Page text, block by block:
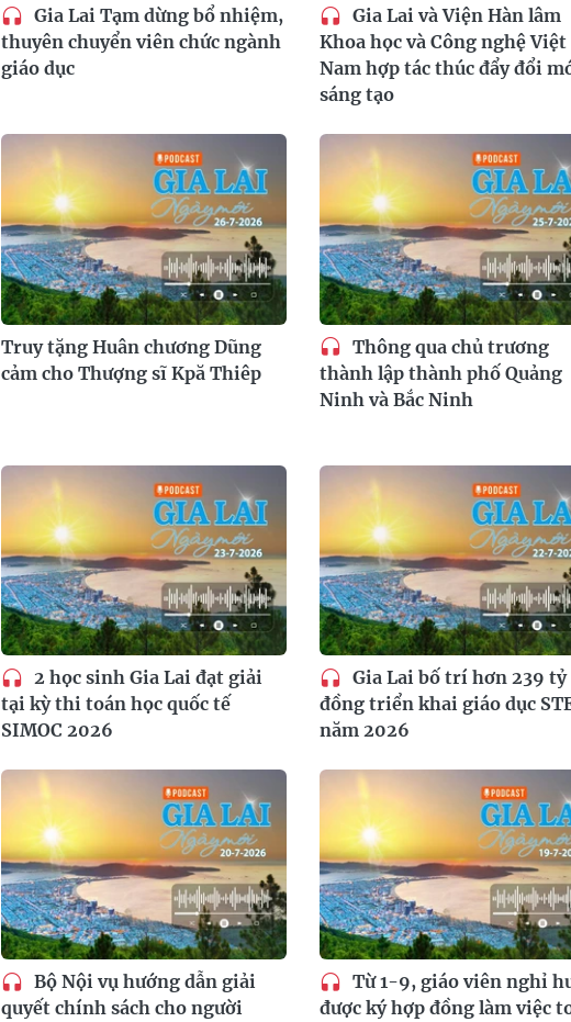
Gia Lai Tạm dừng bổ nhiệm,
thuyên chuyển viên chức ngành
giáo dục
Gia Lai và Viện Hàn lâm
Khoa học và Công nghệ Việt
Nam hợp tác thúc đẩy đổi
sáng tạo
Truy tặng Huân chương Dũng
cảm cho Thượng sĩ Kpă Thiêp
Thông qua chủ trương
thành lập thành phố Quảng
Ninh và Bắc Ninh
2 học sinh Gia Lai đạt giải
tại kỳ thi toán học quốc tế
SIMOC 2026
Gia Lai bố trí hơn 239 tỷ
đồng triển khai giáo dục
năm 2026
Bộ Nội vụ hướng dẫn giải
quyết chính sách cho người
Từ 1-9, giáo viên nghỉ
được ký hợp đồng làm việc